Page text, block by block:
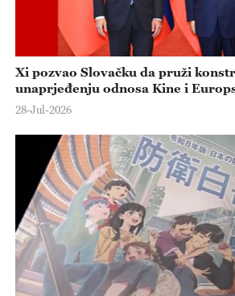
Xi pozvao Slovačku da pruži
unaprjeđenju odnosa Kine i
28-Jul-2026